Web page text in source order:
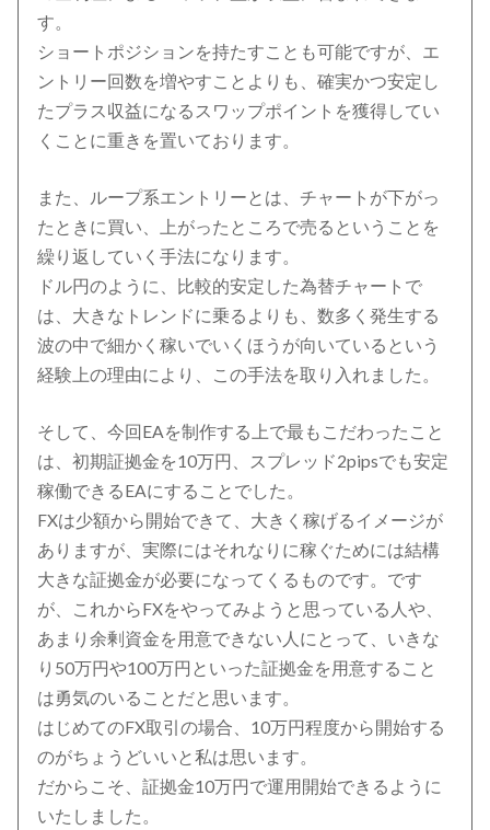
す。
ショートポジションを持たすことも可能ですが、エ
ントリー回数を増やすことよりも、確実かつ安定し
たプラス収益になるスワップポイントを獲得してい
くことに重きを置いております。
また、ループ系エントリーとは、チャートが下がっ
たときに買い、上がったところで売るということを
繰り返していく手法になります。
ドル円のように、比較的安定した為替チャートで
は、大きなトレンドに乗るよりも、数多く発生する
波の中で細かく稼いでいくほうが向いているという
経験上の理由により、この手法を取り入れました。
そして、今回EAを制作する上で最もこだわったこと
は、初期証拠金を10万円、スプレッド2pipsでも安定
稼働できるEAにすることでした。
FXは少額から開始できて、大きく稼げるイメージが
ありますが、実際にはそれなりに稼ぐためには結構
大きな証拠金が必要になってくるものです。です
が、これからFXをやってみようと思っている人や、
あまり余剰資金を用意できない人にとって、いきな
り50万円や100万円といった証拠金を用意すること
は勇気のいることだと思います。
はじめてのFX取引の場合、10万円程度から開始する
のがちょうどいいと私は思います。
だからこそ、証拠金10万円で運用開始できるように
いたしました。